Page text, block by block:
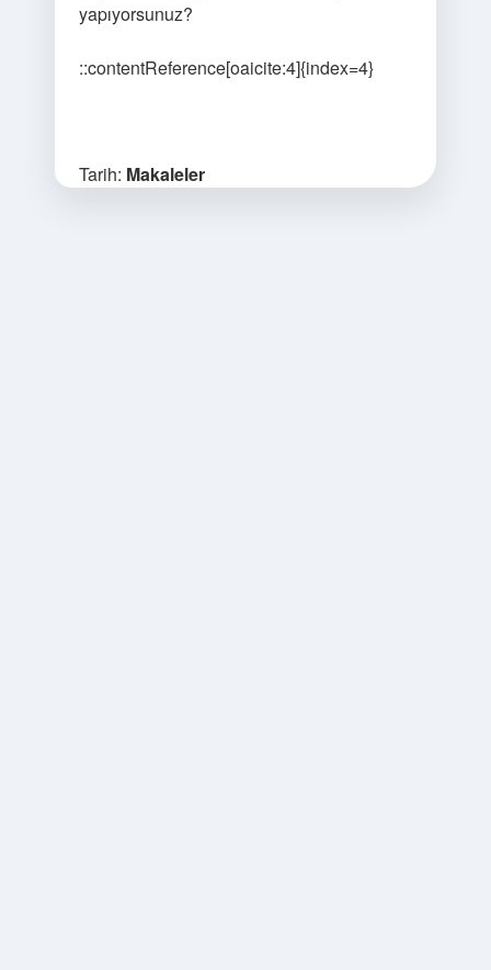
yapıyorsunuz?
::contentReference[oaicite:4]{index=4}
Tarih: Makaleler